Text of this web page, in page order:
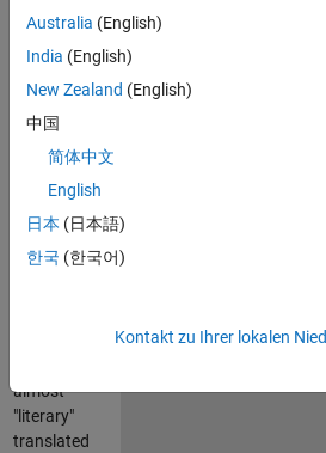
given by
PHI
After Kagan,
3-D rotation
of double-
couple
earthquake
sources,
almost
"literary"
translated
Australia (English)
India (English)
New Zealand (English)
中国
简体中文
English
日本 (日本語)
한국 (한국어)
Kontakt zu Ihrer lokalen